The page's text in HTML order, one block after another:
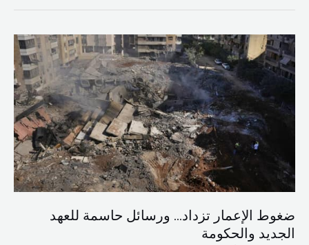
ضغوط الإعمار تزداد… ورسائل حاسمة للعهد
الجديد والحكومة
ضغوط
الإعمار
تزداد…
ورسائل
حاسمة
والحكومة